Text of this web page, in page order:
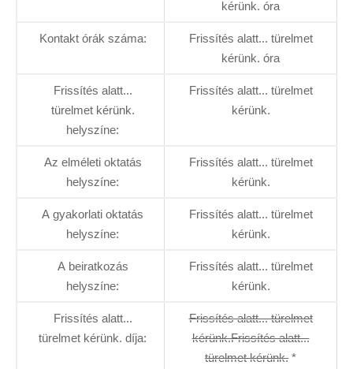
kérünk. óra
Kontakt órák száma:
Frissítés alatt... türelmet
kérünk. óra
Frissítés alatt...
türelmet kérünk.
helyszíne:
Frissítés alatt... türelmet
kérünk.
Az elméleti oktatás
helyszíne:
Frissítés alatt... türelmet
kérünk.
A gyakorlati oktatás
helyszíne:
Frissítés alatt... türelmet
kérünk.
A beiratkozás
helyszíne:
Frissítés alatt... türelmet
kérünk.
Frissítés alatt...
türelmet kérünk. díja:
Frissítés alatt... türelmet
kérünk.Frissítés alatt...
türelmet kérünk. *